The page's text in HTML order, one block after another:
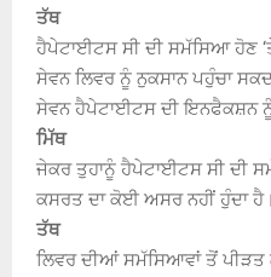
ਤੱਥ
ਹੈਪੇਟਾਈਟਸ ਸੀ ਦੀ ਸਮੱਸਿਆ ਹੋਣ
ਸੇਵਨ ਲਿਵਰ ਨੂੰ ਨੁਕਸਾਨ ਪਹੁੰਚਾ
ਸੇਵਨ ਹੈਪੇਟਾਈਟਸ ਦੀ ਇਨਫੈਕਸ਼ਨ ਨੂੰ
ਮਿੱਥ
ਜੇਕਰ ਤੁਹਾਨੂੰ ਹੈਪੇਟਾਈਟਸ ਸੀ ਦੀ
ਕਸਰਤ ਦਾ ਕੋਈ ਅਸਰ ਨਹੀਂ ਹੁੰਦਾ ਹੈ।
ਤੱਥ
ਲਿਵਰ ਦੀਆਂ ਸਮੱਸਿਆਵਾਂ ਤੋਂ